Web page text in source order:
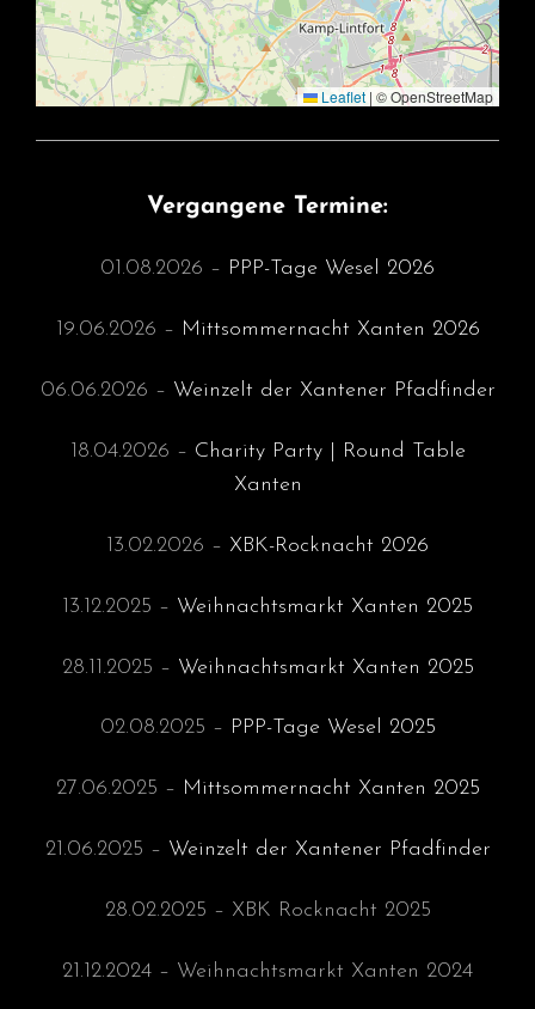
Leaflet | © OpenStreetMap
Vergangene Termine:
01.08.2026 – PPP-Tage Wesel 2026
19.06.2026 – Mittsommernacht Xanten 2026
06.06.2026 – Weinzelt der Xantener Pfadfinder
18.04.2026 – Charity Party | Round Table
Xanten
13.02.2026 – XBK-Rocknacht 2026
13.12.2025 – Weihnachtsmarkt Xanten 2025
28.11.2025 – Weihnachtsmarkt Xanten 2025
02.08.2025 – PPP-Tage Wesel 2025
27.06.2025 – Mittsommernacht Xanten 2025
21.06.2025 – Weinzelt der Xantener Pfadfinder
28.02.2025 – XBK Rocknacht 2025
21.12.2024 – Weihnachtsmarkt Xanten 2024